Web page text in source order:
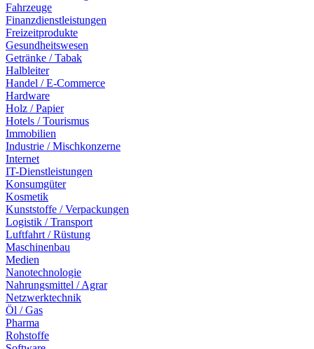
Fahrzeuge
Finanzdienstleistungen
Freizeitprodukte
Gesundheitswesen
Getränke / Tabak
Halbleiter
Handel / E-Commerce
Hardware
Holz / Papier
Hotels / Tourismus
Immobilien
Industrie / Mischkonzerne
Internet
IT-Dienstleistungen
Konsumgüter
Kosmetik
Kunststoffe / Verpackungen
Logistik / Transport
Luftfahrt / Rüstung
Maschinenbau
Medien
Nanotechnologie
Nahrungsmittel / Agrar
Netzwerktechnik
Öl / Gas
Pharma
Rohstoffe